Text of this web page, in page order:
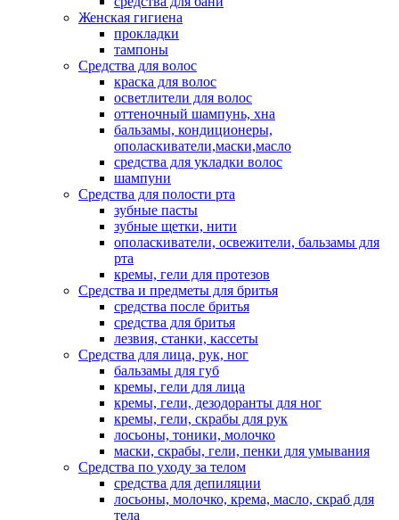
Женская гигиена
прокладки
тампоны
Средства для волос
краска для волос
осветлители для волос
оттеночный шампунь, хна
бальзамы, кондиционеры,
ополаскиватели,маски,масло
средства для укладки волос
шампуни
Средства для полости рта
зубные пасты
зубные щетки, нити
ополаскиватели, освежители, бальзамы для
рта
кремы, гели для протезов
Средства и предметы для бритья
средства после бритья
средства для бритья
лезвия, станки, кассеты
Средства для лица, рук, ног
бальзамы для губ
кремы, гели для лица
кремы, гели, дезодоранты для ног
кремы, гели, скрабы для рук
лосьоны, тоники, молочко
маски, скрабы, гели, пенки для умывания
Средства по уходу за телом
средства для депиляции
лосьоны, молочко, крема, масло, скраб для
тела